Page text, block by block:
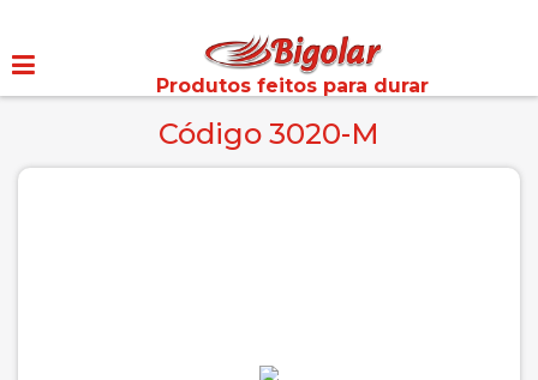
Produtos feitos para durar
Código 3020-M